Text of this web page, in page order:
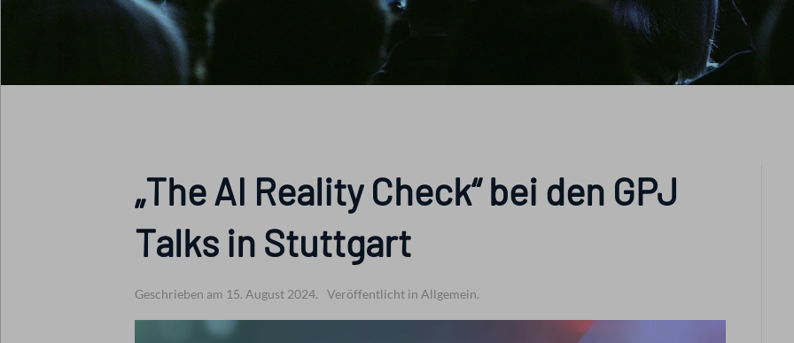
„The AI Reality Check“ bei den GPJ
Talks in Stuttgart
Geschrieben am 15. August 2024. Veröffentlicht in Allgemein.